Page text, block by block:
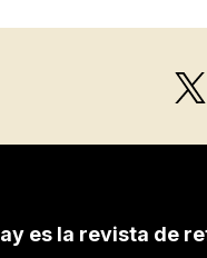
es la revista de